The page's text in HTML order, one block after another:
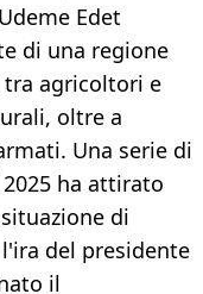
Edet
di una regione
tra agricoltori e
oltre a
Una serie di
ha attirato
di
del presidente
il